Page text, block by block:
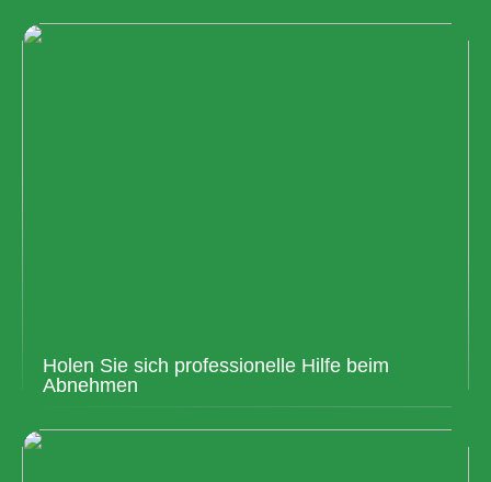
Holen Sie sich professionelle Hilfe beim
Abnehmen